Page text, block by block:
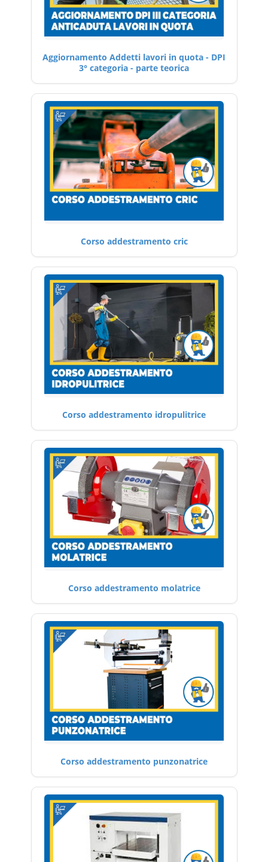
Aggiornamento Addetti lavori in quota - DPI
3° categoria - parte teorica
Corso addestramento cric
Corso addestramento idropulitrice
Corso addestramento molatrice
Corso addestramento punzonatrice